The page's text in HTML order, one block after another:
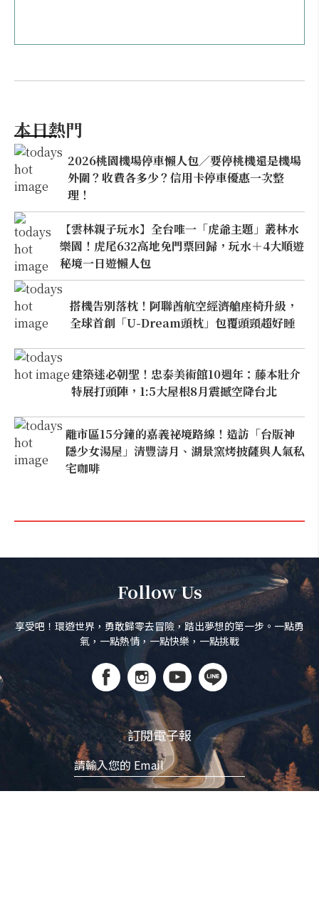
本日熱門
2026桃園機場停車懶人包／要停桃機還是機場
外圍？收費各多少？信用卡停車優惠一次整
理！
【雲林親子玩水】全台唯一「虎爺主題」叢林水
樂園！虎尾632高地免門票回歸，玩水＋4大順遊
秘境一日遊懶人包
搭機告別落枕！阿聯酋航空經濟艙座椅升級，
全球首創「U-Dream頭枕」包覆頭頸超好睡
建築迷必朝聖！忠泰美術館10週年：藤本壯介
特展打頭陣，1:5大屋根8月震撼空降台北
離市區15分鐘的嘉義祕境路線！造訪「台版神
隱少女湯屋」清豐濤月、湖景窯烤披薩與人氣私
宅咖啡
Follow Us
享受吧！環遊世界，勇敢歸零去冒險，踏出夢想的第一步。一點勇
氣，一點熱情，一點快樂，一點挑戰
訂閱電子報